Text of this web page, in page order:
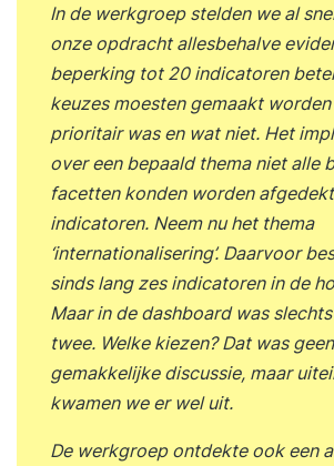
openheid en betrokkenheid.
vergroten door kwetsbaar en
leiderschap. Congruent en integer
vanuit jouw voorbeeldfunctie.
herzien. Formuleren van
en actiepunten voor de komende
uur Einde training Dag 3 09:30
Terugkoppeling tussentijdse
Performance Casus. Analyseren
teamdynamiek en effectiviteit.
doelgericht beïnvloeden richting
performance. Bouwen aan
betrouwbaarheid binnen je team.
motiveren door zingeving en
Psychologisch eigenaarschap
In de werkgroep stelden we al
onze opdracht allesbehalve
beperking tot 20 indicatoren
keuzes moesten gemaakt
prioritair was en wat niet. Het
over een bepaald thema niet alle
facetten konden worden
indicatoren. Neem nu het thema
‘internationalisering’. Daarvoor
sinds lang zes indicatoren in de
Maar in de dashboard was
twee. Welke kiezen? Dat was geen
gemakkelijke discussie, maar
kwamen we er wel uit.
De werkgroep ontdekte ook een